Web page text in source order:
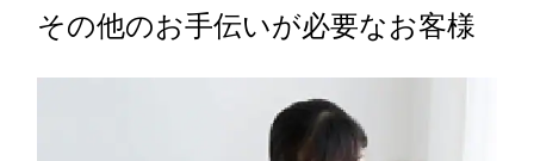
その他のお手伝いが必要なお客様